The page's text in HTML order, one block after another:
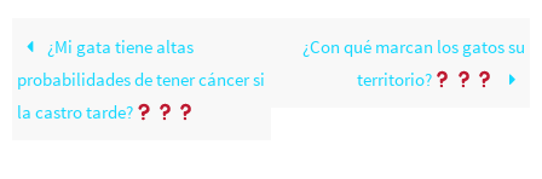
¿Mi gata tiene altas
probabilidades de tener cáncer si
la castro tarde?
¿Con qué marcan los gatos su
territorio?